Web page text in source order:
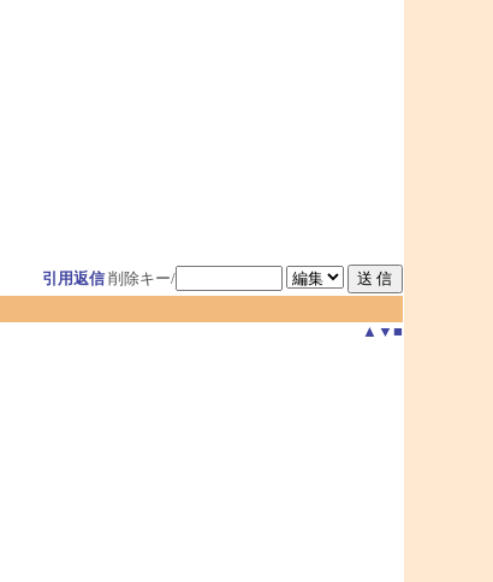
引用返信 削除キー/
▲ ▼ ■